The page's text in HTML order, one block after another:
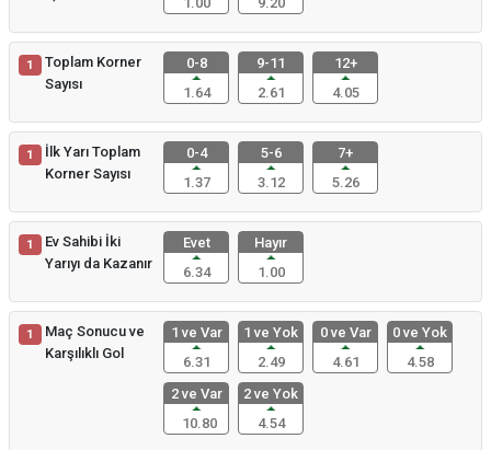
1
Toplam Korner
Sayısı
0-8
1.64
9-11
2.61
12+
4.05
1
İlk Yarı Toplam
Korner Sayısı
0-4
1.37
5-6
3.12
7+
5.26
1
Ev Sahibi İki
Yarıyı da Kazanır
Evet
6.34
Hayır
1.00
1
Maç Sonucu ve
Karşılıklı Gol
1 ve Var
6.31
1 ve Yok
2.49
0 ve Var
4.61
0 ve Yok
4.58
2 ve Var
10.80
2 ve Yok
4.54